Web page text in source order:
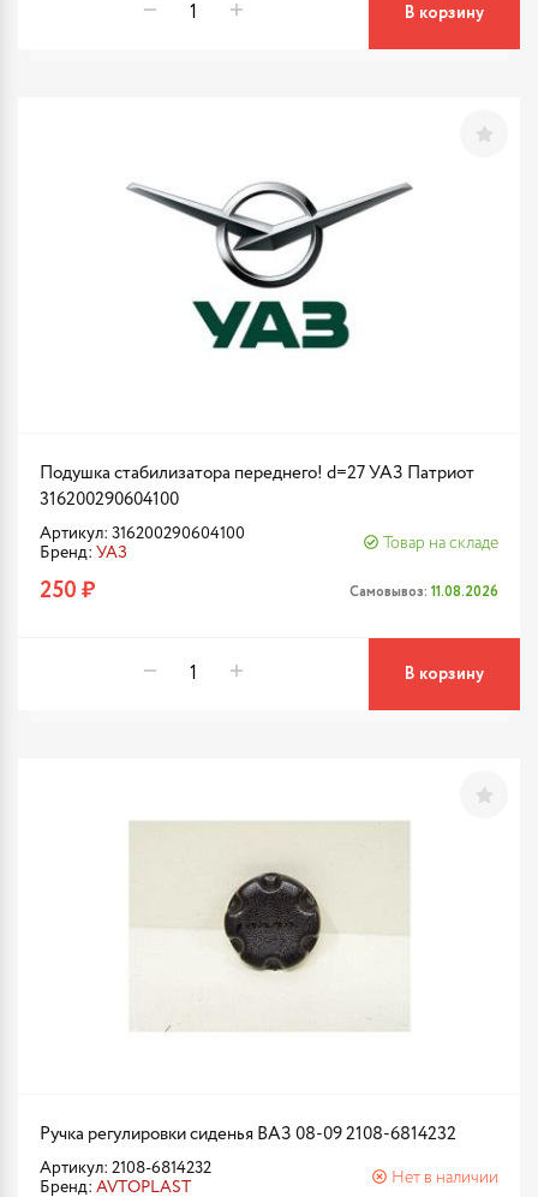
В корзину
Подушка стабилизатора переднего! d=27 УАЗ Патриот
316200290604100
Артикул: 316200290604100
Бренд: УАЗ
Товар на складе
250 ₽ Самовывоз: 11.08.2026
В корзину
Ручка регулировки сиденья ВАЗ 08-09 2108-6814232
Артикул: 2108-6814232
Бренд: AVTOPLAST
Нет в наличии